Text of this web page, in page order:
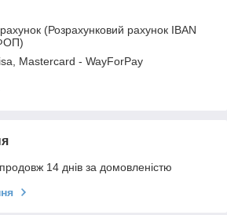
(Розрахунковий рахунок IBAN
ФОП)
Mastercard - WayForPay
14 днів за домовленістю